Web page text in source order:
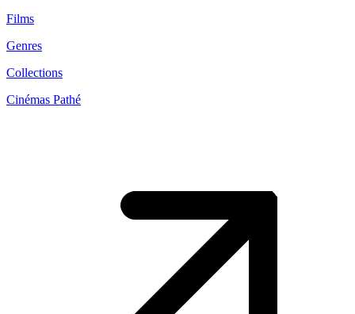
Films
Genres
Collections
Cinémas Pathé